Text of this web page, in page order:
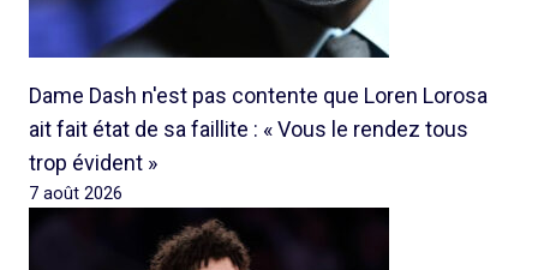
Dame Dash n'est pas contente que Loren Lorosa
ait fait état de sa faillite : « Vous le rendez tous
trop évident »
7 août 2026